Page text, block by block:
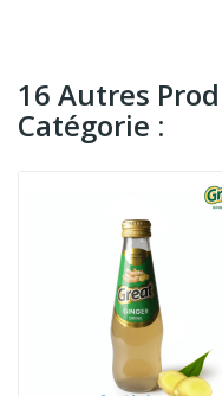
16 Autres
Catégorie :